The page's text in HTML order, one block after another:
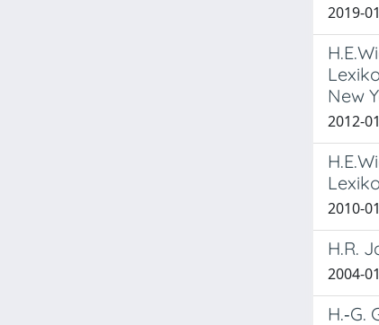
2019-
New
2012-
2010-
H.R.
2004-